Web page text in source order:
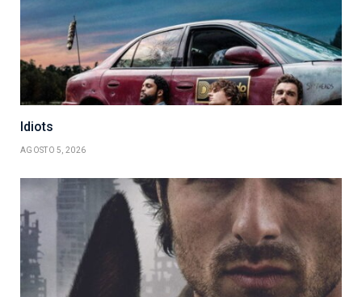
Idiots
AGOSTO 5, 2026